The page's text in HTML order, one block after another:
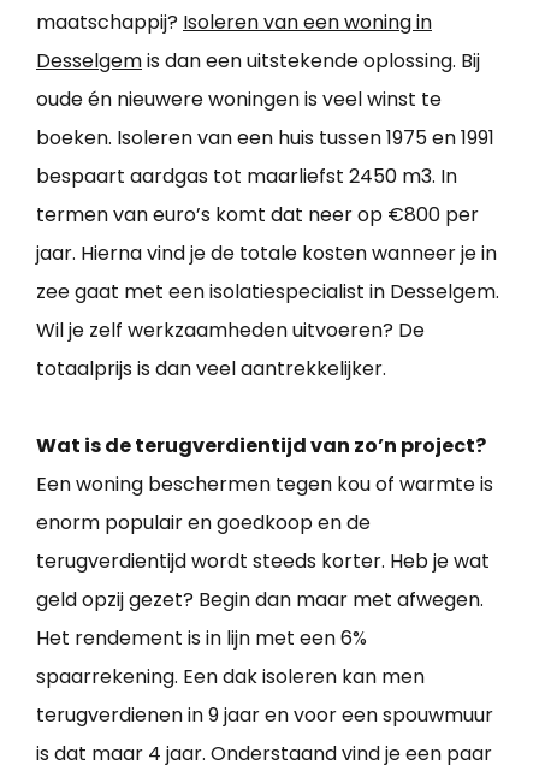
maatschappij? Isoleren van een woning in
Desselgemis dan een uitstekende oplossing. Bij
oude én nieuwere woningen is veel winst te
boeken. Isoleren van een huis tussen 1975 en 1991
bespaart aardgas tot maarliefst 2450 m3. In
termen van euro’s komt dat neer op €800 per
jaar. Hierna vind je de totale kosten wanneer je in
zee gaat met een isolatiespecialist in Desselgem.
Wil je zelf werkzaamheden uitvoeren? De
totaalprijs is dan veel aantrekkelijker.
Wat is de terugverdientijd van zo’n project?
Een woning beschermen tegen kou of warmte is
enorm populair en goedkoop en de
terugverdientijd wordt steeds korter. Heb je wat
geld opzij gezet? Begin dan maar met afwegen.
Het rendement is in lijn met een 6%
spaarrekening. Een dak isoleren kan men
terugverdienen in 9 jaar en voor een spouwmuur
is dat maar 4 jaar. Onderstaand vind je een paar